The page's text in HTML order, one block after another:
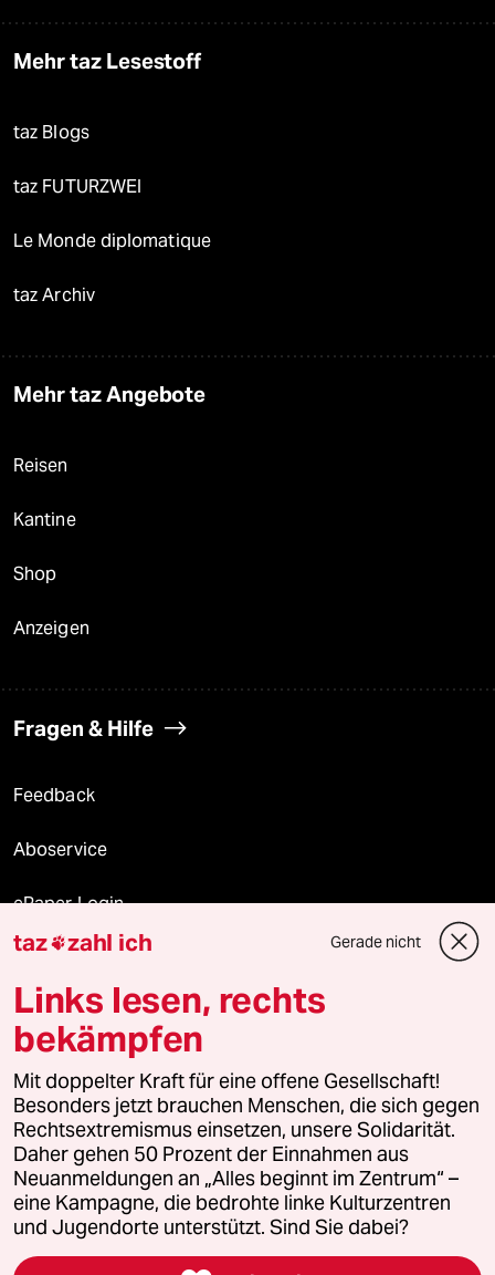
Mehr taz Lesestoff
taz Blogs
taz FUTURZWEI
Le Monde diplomatique
taz Archiv
Mehr taz Angebote
Reisen
Kantine
Shop
Anzeigen
Fragen & Hilfe
Feedback
Aboservice
ePaper Login
Downloads für Abonnierende
© 2026 taz Verlags und Vertriebs GmbH
Alle Rechte vorbehalten. Bei rechtlichen Fragen oder für Genehmigungen
wenden Sie sich bitte an
lizenzen@taz.de
Feedback Redaktionsstatut Kommune-Richtlinien
Leitlinie Informant Datenschutz Impressum AGB
taz zahl ich Gerade nicht
Links lesen, rechts
bekämpfen
Mit doppelter Kraft für eine offene Gesellschaft!
Besonders jetzt brauchen Menschen, die sich gegen
Rechtsextremismus einsetzen, unsere Solidarität.
Daher gehen 50 Prozent der Einnahmen aus
Neuanmeldungen an „Alles beginnt im Zentrum“ –
eine Kampagne, die bedrohte linke Kulturzentren
und Jugendorte unterstützt. Sind Sie dabei?